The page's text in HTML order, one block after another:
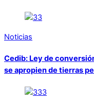
Noticias
Cedib: Ley de
se apropien de tierras